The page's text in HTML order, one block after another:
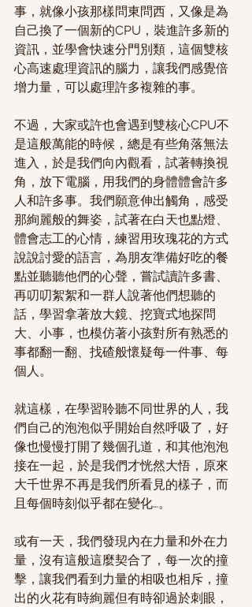
事，就像小孩那樣問東問西，又像是為
自己換了一個新的CPU，裝進許多新的
資訊，並學會快速分門別類，這個雙核
心高速處理資訊的腦力，讓我們感覺倍
增力量，可以處理許多複雜的事。
不過，大家或許也會遇到雙核心CPU不
是這般萬能的時候，總是有些角落無法
進入，於是我們向內觀看，試著轉換視
角，放下電腦，用我們的身體體會許多
人和許多事。我們願意伸出觸角，感受
那絢麗般的舞姿，試著在白天也點燈、
體會志工的心情，練習用玫瑰花的方式
說說討愛的語言，為朋友準備好吃的餐
點並聽聽他們的心聲，嘗試讀許多書、
再叨叨絮絮和一群人說著他們想聽的
話，學習拿著放大鏡、挖寶式地探問
大、小事，也模仿著小孩對所有熟悉的
事都翻一翻、找碴般懷疑每一件事、每
個人。
就這樣，在學習聆聽不同世界的人，我
們自己的泡泡似乎開始自然呼吸了，好
像也慢慢打開了幾個孔道，和其他泡泡
接在一起，於是我們才恍然大悟，原來
大千世界不再是我們所看見的樣子，而
且每個時刻似乎都在變化…。
或有一天，我們發現內在力量和外在力
量，沒有這般這麼契合了，每一次的撞
擊，讓我們看到力量的相吸也相斥，撞
出的火花有時絢麗但有時卻過於刺眼，